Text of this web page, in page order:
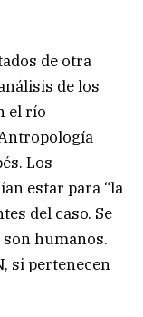
de otra
de los
el río
Los
estar para “la
del caso. Se
humanos.
si pertenecen